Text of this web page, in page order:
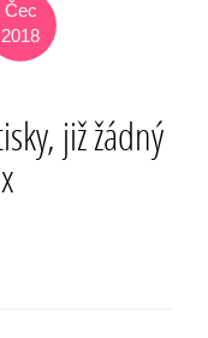
Čec
2018
již žádný